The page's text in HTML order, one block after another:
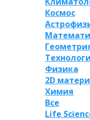
Космос
Физика
2D
Химия
Все
Life